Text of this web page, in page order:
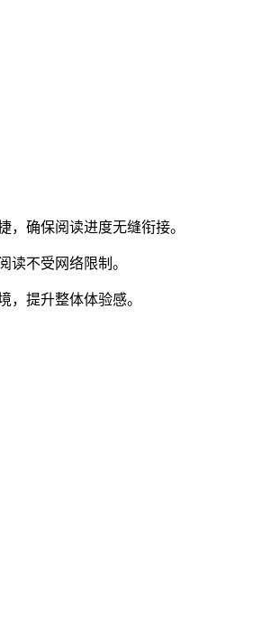
，确保阅读进度无缝衔接。
读不受网络限制。
，提升整体体验感。